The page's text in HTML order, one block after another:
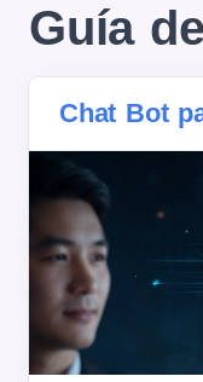
Guía
Chat Bot